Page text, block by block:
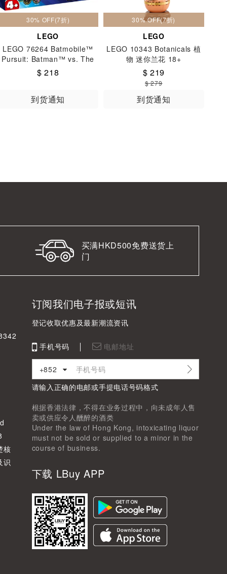
30% OFF(7折)
LEGO
LEGO 76264 Batmobile™
Pursuit: Batman™ vs. The
Joker™ 4+
$ 218
到货通知
30% OFF(7折)
LEGO
LEGO 10343 Botanicals 植
物 迷你兰花 18+
$ 219
$ 279
到货通知
买满HKD500免费送货上
门
核
识
订阅我们电子报或短讯
登记收取优惠及最新潮流资讯
手机号码 电邮地址
+852
请输入正确的电邮或手提电话号码格式
根据香港法律，不得在业务过程中，向未成年人售
卖或供应令人醺醉的酒类
Under the law of Hong Kong, intoxicating liquor
must not be sold or supplied to a minor in the
course of business.
下载 LBuy APP